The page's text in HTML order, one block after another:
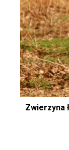
Zwierzyna